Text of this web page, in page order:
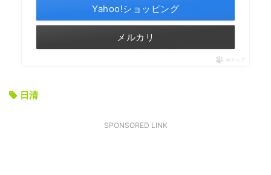
Yahoo!ショッピング
メルカリ
ポチップ
日清
SPONSORED LINK